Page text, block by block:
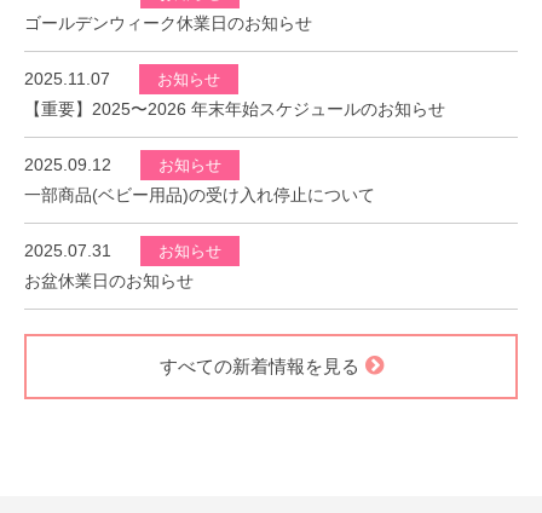
お知らせ
ゴールデンウィーク休業日のお知らせ
2025.11.07 お知らせ
【重要】2025〜2026 年末年始スケジュールのお知らせ
2025.09.12 お知らせ
一部商品(ベビー用品)の受け入れ停止について
2025.07.31 お知らせ
お盆休業日のお知らせ
すべての新着情報を見る